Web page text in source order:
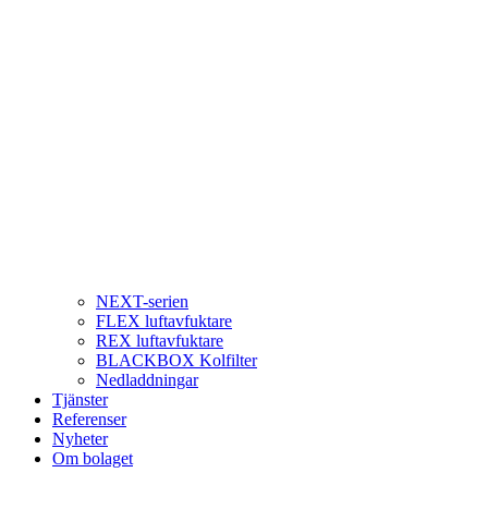
NEXT-serien
FLEX luftavfuktare
REX luftavfuktare
BLACKBOX Kolfilter
Nedladdningar
Tjänster
Referenser
Nyheter
Om bolaget